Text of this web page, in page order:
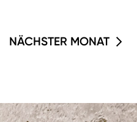
NÄCHSTER MONAT